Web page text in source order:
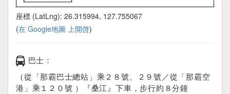
座標 (LatLng): 26.315994, 127.755067
(在 Google地圖 上開啓)
巴士：
（從「那霸巴士總站」乘２８號、２９號／從「那霸空
港」乘１２０號 ）『桑江』下車，步行約８分鐘